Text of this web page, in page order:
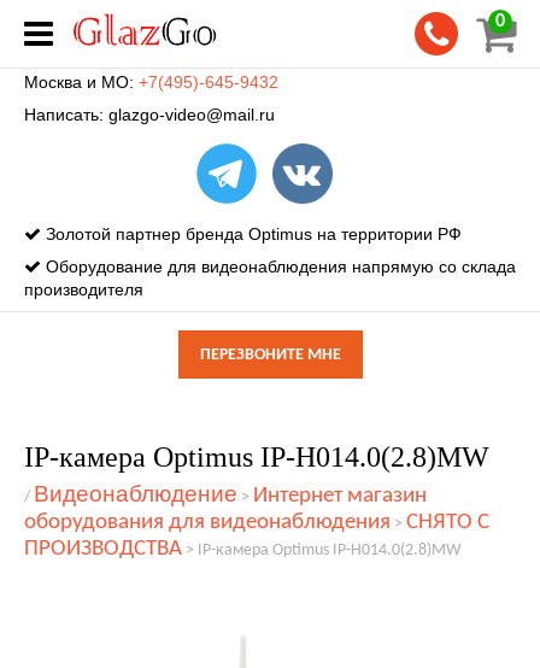
0
Москва и МО: +7(495)-645-9432
Написать: glazgo-video@mail.ru
Золотой партнер бренда Optimus на территории РФ
Оборудование для видеонаблюдения напрямую со склада
производителя
ПЕРЕЗВОНИТЕ МНЕ
IP-камера Optimus IP-H014.0(2.8)MW
/ Видеонаблюдение > Интернет магазин
оборудования для видеонаблюдения > СНЯТО С
ПРОИЗВОДСТВА > IP-камера Optimus IP-H014.0(2.8)MW